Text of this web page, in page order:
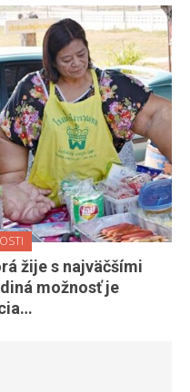
žije s najväčšími
možnosť je